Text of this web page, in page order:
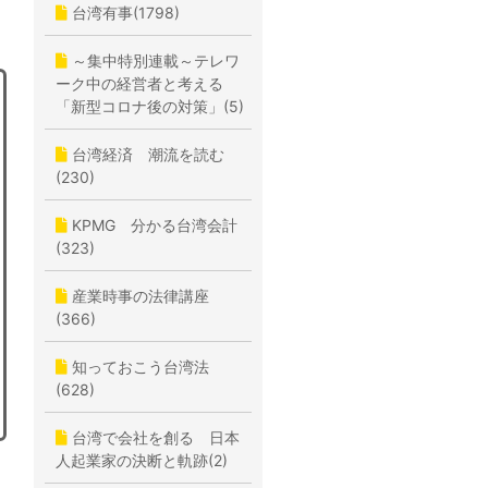
台湾有事(1798)
～集中特別連載～テレワ
ーク中の経営者と考える
「新型コロナ後の対策」(5)
台湾経済 潮流を読む
(230)
KPMG 分かる台湾会計
(323)
産業時事の法律講座
(366)
知っておこう台湾法
(628)
台湾で会社を創る 日本
人起業家の決断と軌跡(2)